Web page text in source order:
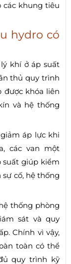
các khung tiêu
hydro có
khí ở áp suất
thủ quy trình
được khóa liên
và hệ thống
áp lực khi
các van một
suất giúp kiểm
cố, hệ thống
thống phòng
sát và quy
Chính vì vậy,
toàn có thể
quy trình kỹ